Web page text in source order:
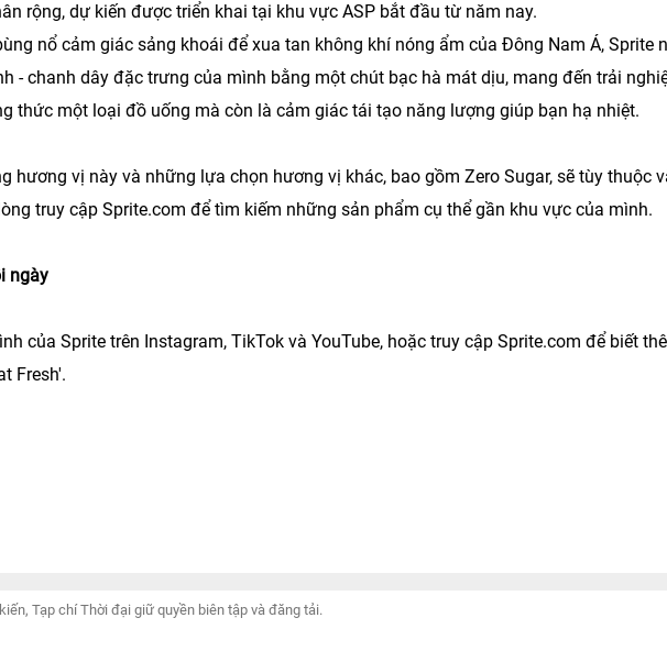
rộng, dự kiến được triển khai tại khu vực ASP bắt đầu từ năm nay.
nổ cảm giác sảng khoái để xua tan không khí nóng ẩm của Đông Nam Á, Sprite
- chanh dây đặc trưng của mình bằng một chút bạc hà mát dịu, mang đến trải
thức một loại đồ uống mà còn là cảm giác tái tạo năng lượng giúp bạn hạ nhiệt.
hương vị này và những lựa chọn hương vị khác, bao gồm Zero Sugar, sẽ tùy thuộc
truy cập Sprite.com để tìm kiếm những sản phẩm cụ thể gần khu vực của mình.
ngày
của Sprite trên Instagram, TikTok và YouTube, hoặc truy cập Sprite.com để biết
Fresh'.